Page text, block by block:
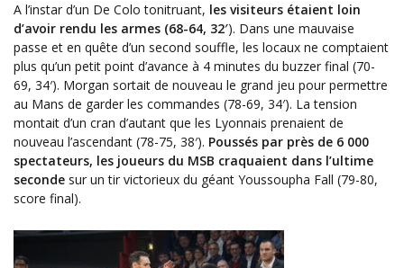
A l’instar d’un De Colo tonitruant, les visiteurs étaient loin
d’avoir rendu les armes (68-64, 32′). Dans une mauvaise
passe et en quête d’un second souffle, les locaux ne comptaient
plus qu’un petit point d’avance à 4 minutes du buzzer final (70-
69, 34′). Morgan sortait de nouveau le grand jeu pour permettre
au Mans de garder les commandes (78-69, 34′). La tension
montait d’un cran d’autant que les Lyonnais prenaient de
nouveau l’ascendant (78-75, 38′). Poussés par près de 6 000
spectateurs, les joueurs du MSB craquaient dans l’ultime
seconde sur un tir victorieux du géant Youssoupha Fall (79-80,
score final).